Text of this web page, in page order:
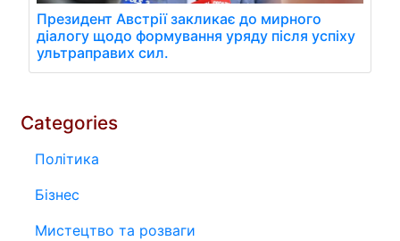
Президент Австрії закликає до мирного
діалогу щодо формування уряду після успіху
ультраправих сил.
Categories
Політика
Бізнес
Мистецтво та розваги